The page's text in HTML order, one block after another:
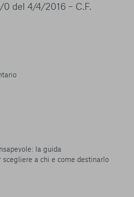
del 4/4/2016 – C.F.
la guida
a chi e come destinarlo